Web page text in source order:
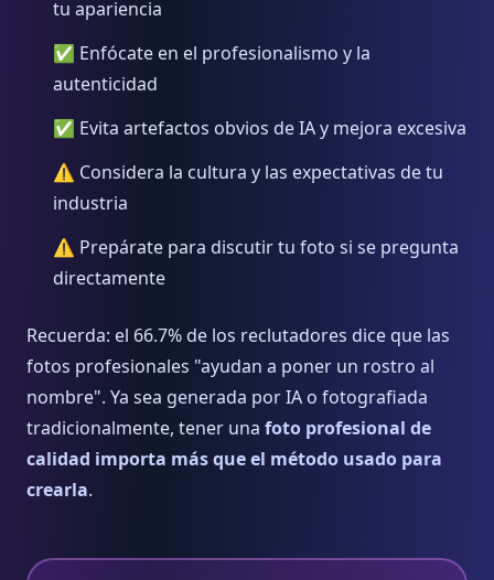
tu apariencia
✅ Enfócate en el profesionalismo y la
autenticidad
✅ Evita artefactos obvios de IA y mejora excesiva
⚠️ Considera la cultura y las expectativas de tu
industria
⚠️ Prepárate para discutir tu foto si se pregunta
directamente
Recuerda: el 66.7% de los reclutadores dice que las
fotos profesionales "ayudan a poner un rostro al
nombre". Ya sea generada por IA o fotografiada
tradicionalmente, tener una foto profesional de
calidad importa más que el método usado para
crearla.